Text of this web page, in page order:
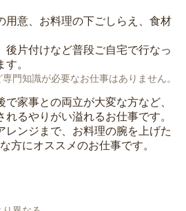
用意、お料理の下ごしらえ、食材
後片付けなど普段ご自宅で行なっ
。
門知識が必要なお仕事はありません。
家事との両立が大変な方など、
るやりがい溢れるお仕事です。
レンジまで、お料理の腕を上げた
方にオススメのお仕事です。